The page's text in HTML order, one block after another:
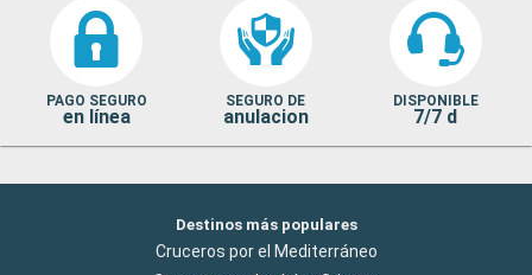
PAGO SEGURO
en línea
SEGURO DE
anulacion
DISPONIBLE
7/7 d
Destinos más populares
Cruceros por el Mediterráneo